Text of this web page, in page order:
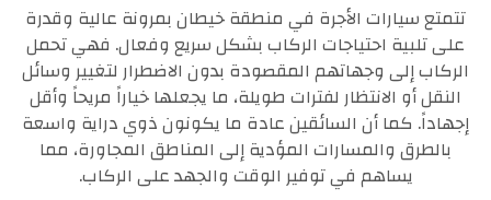
تتمتع سيارات الأجرة في منطقة خيطان بمرونة عالية وقدرة
على تلبية احتياجات الركاب بشكل سريع وفعال. فهي تحمل
الركاب إلى وجهاتهم المقصودة بدون الاضطرار لتغيير وسائل
النقل أو الانتظار لفترات طويلة، ما يجعلها خياراً مريحاً وأقل
إجهاداً. كما أن السائقين عادة ما يكونون ذوي دراية واسعة
بالطرق والمسارات المؤدية إلى المناطق المجاورة، مما
يساهم في توفير الوقت والجهد على الركاب.